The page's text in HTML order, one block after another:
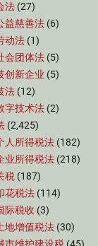
法 (27)
益慈善法 (6)
动法 (1)
会团体法 (5)
创新企业 (5)
法 (12)
字技术法 (2)
(2,425)
人所得税法 (182)
业所得税法 (218)
税 (187)
花税法 (114)
际税收 (3)
地增值税法 (30)